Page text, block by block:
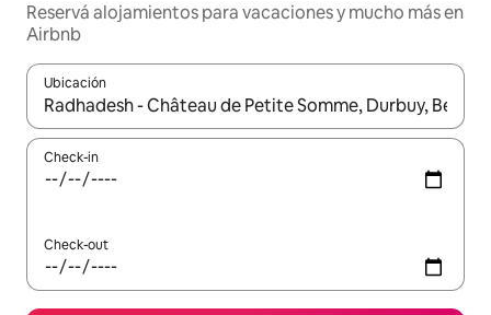
Reservá alojamientos para vacaciones y mucho más en
Airbnb
Ubicación
Cuando los resultados estén disponibles, navegá con las
Check-in
Check-out